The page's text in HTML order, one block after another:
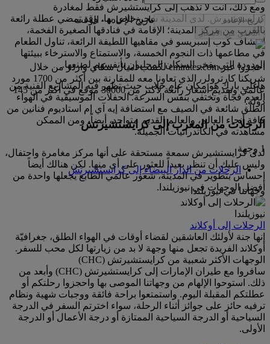
ومع ذلك، أنت لا تذهب إلى كرايستشيرش فقط لمغادرة
كرايستشيرش. لدى المدينة سحر خاص بها، وقد تمضي عطلة رائعة
بالقرب من مركز المدينة؛ الإقامة في فنادقها الصغيرة الفخمة،
ارتشاف كوب إسبريسو في مقاهيها اللطيفة الرائعة، تناول الطعام
في مطاعمها ذات النجوم الخمسة، والاستمتاع والاسترخاء ببيئتها
الودودة التي يفخر السكان المحليون بأنفسهم لصنعها.
هاغلي بارك هو مكان عام خلاب حيث تظهر فيه المشاريع الفنية من
العدم فجأة وتختفي بنفس السرعة. الحفلات الموسيقية في الهواء
الطلق شائعة في الصيف مع استضافة إيه آي إم استاديوم فنانين من
كافة أنحاء العالم، والعالم القديم متواجد، أيضاً، ومن الممكن
مشاهدته في الكاتدرائيات الجميلة.
لدى كرايستشيرش سمعة مستحقة على أنها مركز مغامرة واحتفال،
وليس عليك أن تنظر بعيداً للعثور على أي منها. لكن هنالك أيضاً
إحساس بتطوير في المدينة، شعور عالمي الطابع يجعلها واحدة من
أفضل الوجهات في نيوزيلندا.
تاريخ الإعادة - الوقت
التحقق من الأسعار
احجزوا عبر emirates.com لكسب أميال سكاي واردز من خلال
شريكنا كارترولر، الذي تعاونا معه للمقارنة بين أكثر من 1700 مورد
عالمي وتقديم أسعار رائعة لأكثر من 50000 موقع في أكثر من 145
دولة.
الرحلات من المغرب إلى كرايستشيرتش
1 وجهة
الرحلات من الدار البيضاء إلى كرايستشيرتش
وجهاتنا في نيوزيلندا
نيوزيلندا
الرحلات إلى أوكلاند
إنها جنة لأولئك العاشقين لقضاء أوقات في الهواء الطلق، جغرافيّة
أوكلاند الفريدة تجعل منها وجهة لا بد من زيارتها لكل محب للسفر.
الوجهات الأكثر شعبية من كرايستشيرتش (CHC)
سافروا مع طيران الإمارات إلى كرايستشيرتش (CHC) وأبعد من
ذلك. استوحوا الإلهام من وجهاتنا الموصى بها واحجزوا رحلتكم أو
عطلتكم المقبلة اليوم. واستمتعوا براحة فائقة ووجبات شهية ونظام
ترفيه حائز على جوائز أثناء الرحلة، سواء اخترتم السفر في الدرجة
السياحية أو الدرجة السياحية الممتازة أو درجة الأعمال أو الدرجة
الأولى.